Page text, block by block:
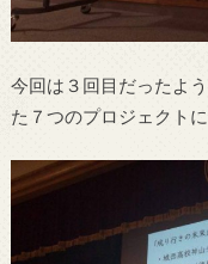
今回は３回目だったよ
た７つのプロジェクト